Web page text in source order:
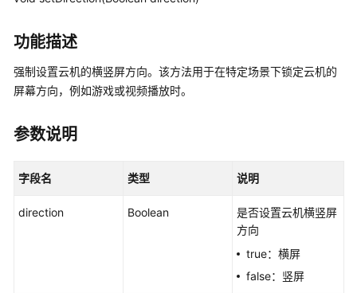
品
绍
计
费
明
速
门
功能描述
强制设置云机的横竖屏方向。该方法用于在特定场景下锁定云机的
屏幕方向，例如游戏或视频播放时。
参数说明
字段名 类型 说明
direction Boolean
是否设置云机横竖屏
方向
true：横屏
false：竖屏